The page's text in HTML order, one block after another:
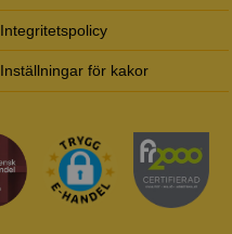
Integritetspolicy
Inställningar för kakor